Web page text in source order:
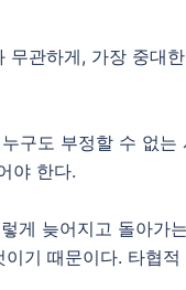
관하게, 가장 중대
구도 부정할 수 없
야 한다.
게 늦어지고 돌아가
기 때문이다. 타협